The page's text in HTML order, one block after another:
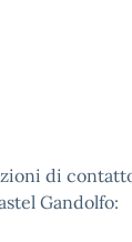
di
Gandolfo: